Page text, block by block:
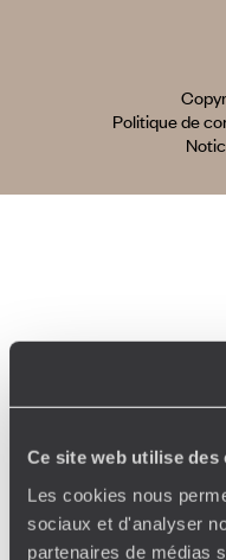
Ce site web utilise des
Les cookies nous
sociaux et d'analyser
partenaires de médias
Politique de